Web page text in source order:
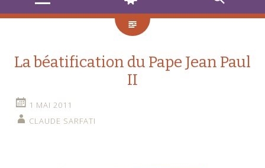
La béatification du Pape Jean Paul
II
1 MAI 2011
CLAUDE SARFATI